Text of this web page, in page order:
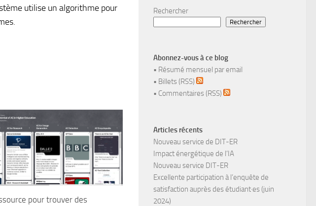
utilise un algorithme pour
pour trouver des
Rechercher
Rechercher
Abonnez-vous à ce blog
• Résumé mensuel par email
• Billets (RSS)
• Commentaires (RSS)
Articles récents
Nouveau service de DIT-ER
Impact énergétique de l’IA
Nouveau service DIT-ER
Excellente participation à l’enquête de
satisfaction auprès des étudiant·es (juin
2024)